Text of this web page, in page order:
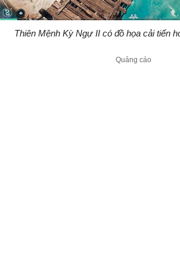
Thiên Mệnh Kỳ Ngự II có đồ họa cải tiến